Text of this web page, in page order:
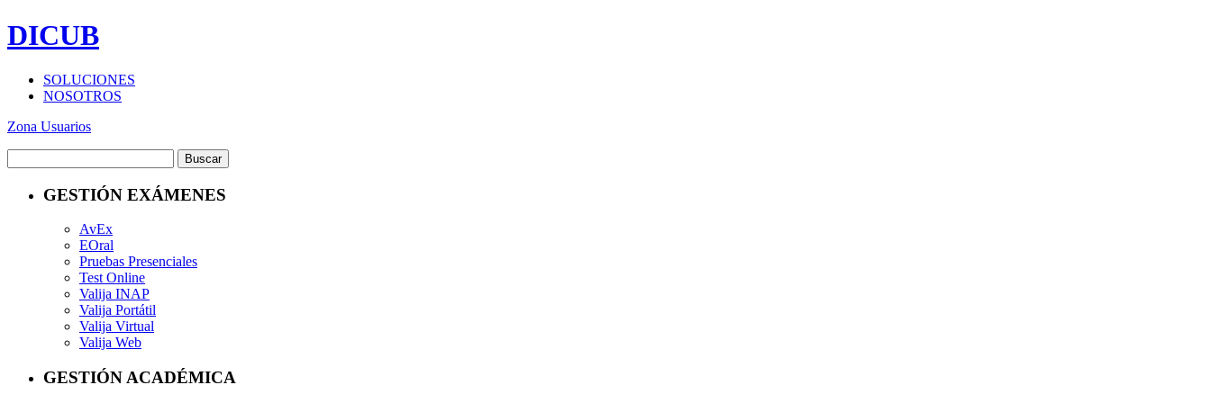
DICUB
SOLUCIONES
NOSOTROS
Zona Usuarios
GESTIÓN EXÁMENES
AvEx
EOral
Pruebas Presenciales
Test Online
Valija INAP
Valija Portátil
Valija Virtual
Valija Web
GESTIÓN ACADÉMICA